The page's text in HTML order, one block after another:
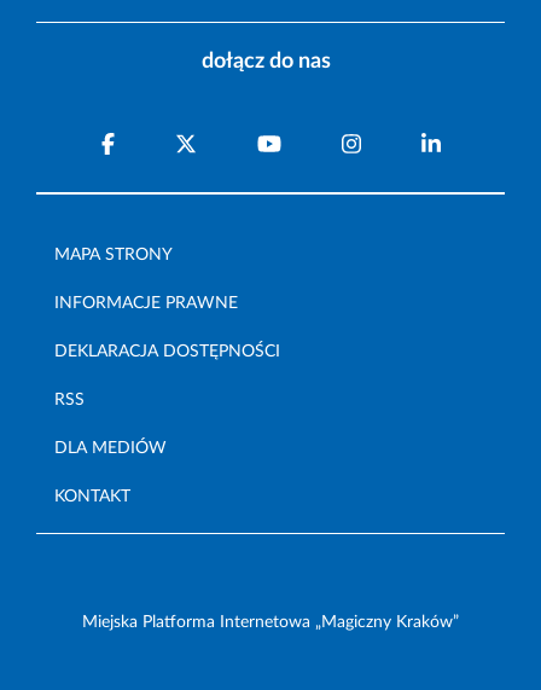
dołącz do nas
MAPA STRONY
INFORMACJE PRAWNE
DEKLARACJA DOSTĘPNOŚCI
RSS
DLA MEDIÓW
KONTAKT
Miejska Platforma Internetowa „Magiczny Kraków”